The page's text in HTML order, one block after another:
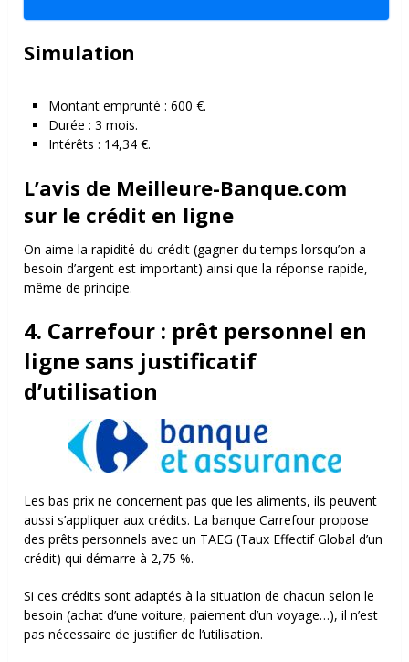
Simulation
Montant emprunté : 600 €.
Durée : 3 mois.
Intérêts : 14,34 €.
L’avis de Meilleure-Banque.com
sur le crédit en ligne
On aime la rapidité du crédit (gagner du temps lorsqu’on a
besoin d’argent est important) ainsi que la réponse rapide,
même de principe.
4. Carrefour : prêt personnel en
ligne sans justificatif
d’utilisation
Les bas prix ne concernent pas que les aliments, ils peuvent
aussi s’appliquer aux crédits. La banque Carrefour propose
des prêts personnels avec un TAEG (Taux Effectif Global d’un
crédit) qui démarre à 2,75 %.
Si ces crédits sont adaptés à la situation de chacun selon le
besoin (achat d’une voiture, paiement d’un voyage…), il n’est
pas nécessaire de justifier de l’utilisation.